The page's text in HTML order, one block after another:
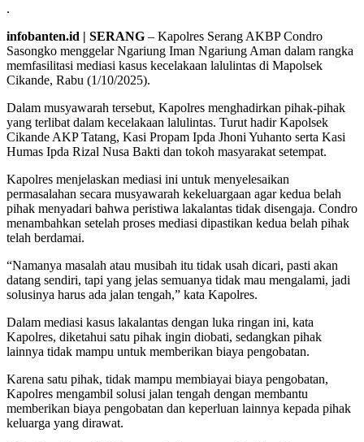
.
infobanten.id | SERANG – Kapolres Serang AKBP Condro
Sasongko menggelar Ngariung Iman Ngariung Aman dalam rangka
memfasilitasi mediasi kasus kecelakaan lalulintas di Mapolsek
Cikande, Rabu (1/10/2025).
Dalam musyawarah tersebut, Kapolres menghadirkan pihak-pihak
yang terlibat dalam kecelakaan lalulintas. Turut hadir Kapolsek
Cikande AKP Tatang, Kasi Propam Ipda Jhoni Yuhanto serta Kasi
Humas Ipda Rizal Nusa Bakti dan tokoh masyarakat setempat.
Kapolres menjelaskan mediasi ini untuk menyelesaikan
permasalahan secara musyawarah kekeluargaan agar kedua belah
pihak menyadari bahwa peristiwa lakalantas tidak disengaja. Condro
menambahkan setelah proses mediasi dipastikan kedua belah pihak
telah berdamai.
“Namanya masalah atau musibah itu tidak usah dicari, pasti akan
datang sendiri, tapi yang jelas semuanya tidak mau mengalami, jadi
solusinya harus ada jalan tengah,” kata Kapolres.
Dalam mediasi kasus lakalantas dengan luka ringan ini, kata
Kapolres, diketahui satu pihak ingin diobati, sedangkan pihak
lainnya tidak mampu untuk memberikan biaya pengobatan.
Karena satu pihak, tidak mampu membiayai biaya pengobatan,
Kapolres mengambil solusi jalan tengah dengan membantu
memberikan biaya pengobatan dan keperluan lainnya kepada pihak
keluarga yang dirawat.